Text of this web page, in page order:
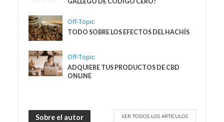
Off-Topic
TODO SOBRE LOS EFECTOS DEL HACHÍS
Off-Topic
ADQUIERE TUS PRODUCTOS DE CBD
ONLINE
Sobre el autor VER TODOS LOS ARTÍCULOS